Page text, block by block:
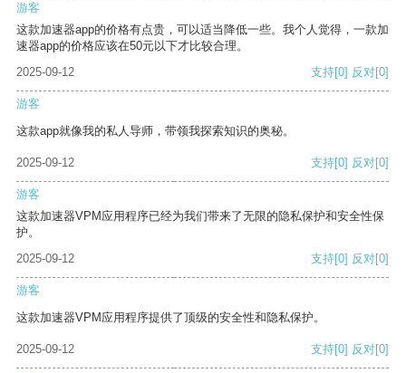
游客
这款加速器app的价格有点贵，可以适当降低一些。我个人觉得，一款加
速器app的价格应该在50元以下才比较合理。
2025-09-12
支持[0] 反对[0]
游客
这款app就像我的私人导师，带领我探索知识的奥秘。
2025-09-12 支持[0] 反对[0]
游客
这款加速器VPM应用程序已经为我们带来了无限的隐私保护和安全性保
护。
2025-09-12
支持[0] 反对[0]
游客
这款加速器VPM应用程序提供了顶级的安全性和隐私保护。
2025-09-12 支持[0] 反对[0]